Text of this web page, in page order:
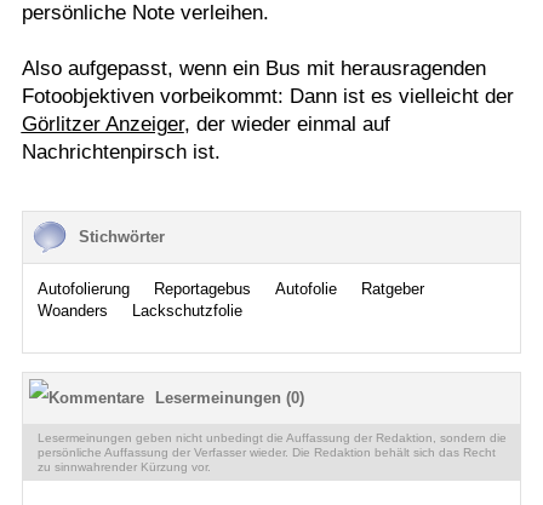
persönliche Note verleihen.
Also aufgepasst, wenn ein Bus mit herausragenden
Fotoobjektiven vorbeikommt: Dann ist es vielleicht der
Görlitzer Anzeiger, der wieder einmal auf
Nachrichtenpirsch ist.
Stichwörter
Autofolierung Reportagebus Autofolie
Ratgeber
Woanders
Lackschutzfolie
Lesermeinungen (0)
Lesermeinungen geben nicht unbedingt die Auffassung der Redaktion, sondern die
persönliche Auffassung der Verfasser wieder. Die Redaktion behält sich das Recht
zu sinnwahrender Kürzung vor.